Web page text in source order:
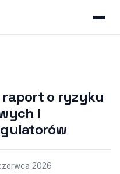
o ryzyku
i
2026